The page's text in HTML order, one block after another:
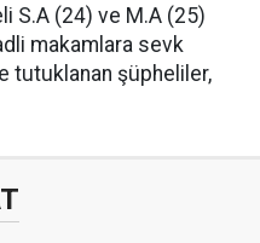
S.A (24) ve M.A (25)
makamlara sevk
tutuklanan şüpheliler,